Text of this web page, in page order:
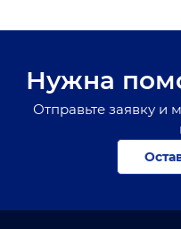
Нужна
Отправьте заявку и